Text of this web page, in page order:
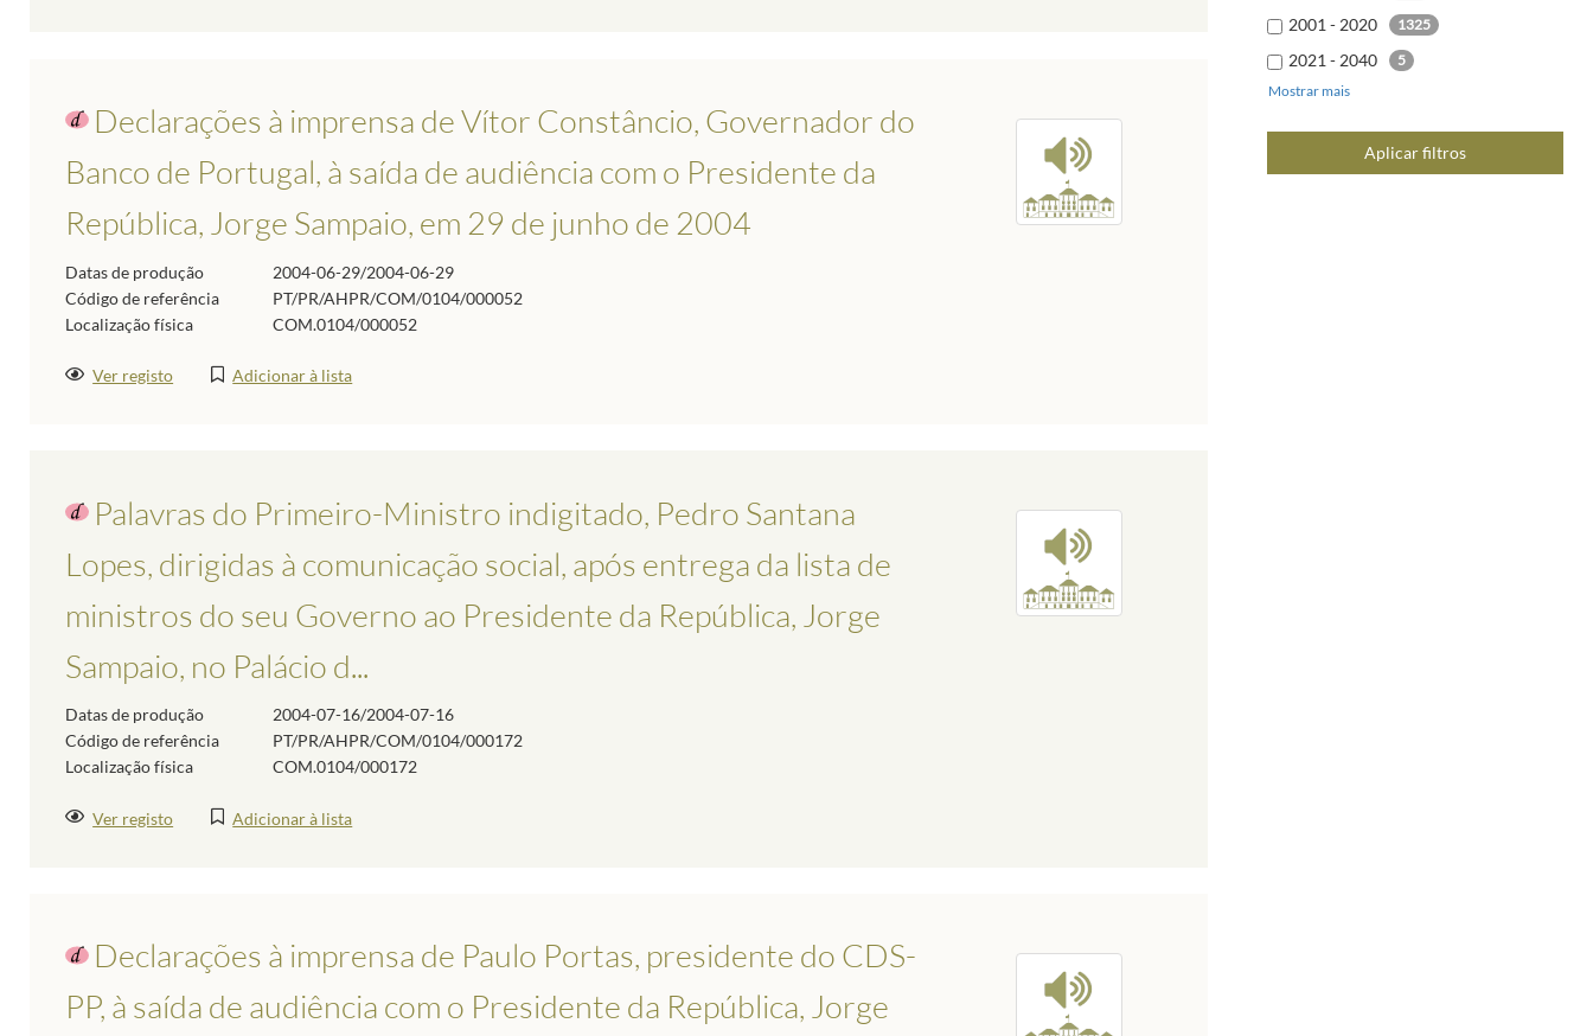
2001 - 2020 1325
2021 - 2040
5
Mostrar mais
Aplicar filtros
Declarações à imprensa de Vítor Constâncio, Governador do
Banco de Portugal, à saída de audiência com o Presidente da
República, Jorge Sampaio, em 29 de junho de 2004
Datas de produção
2004-06-29/2004-06-29
Código de referência
PT/PR/AHPR/COM/0104/000052
Localização física
COM.0104/000052
Ver registo Adicionar à lista
Palavras do Primeiro-Ministro indigitado, Pedro Santana
Lopes, dirigidas à comunicação social, após entrega da lista de
ministros do seu Governo ao Presidente da República, Jorge
Sampaio, no Palácio d...
Datas de produção
2004-07-16/2004-07-16
Código de referência
PT/PR/AHPR/COM/0104/000172
Localização física
COM.0104/000172
Ver registo Adicionar à lista
Declarações à imprensa de Paulo Portas, presidente do CDS-
PP, à saída de audiência com o Presidente da República, Jorge